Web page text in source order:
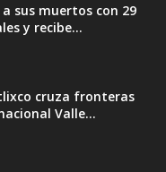
sus muertos con 29
y recibe...
cruza fronteras
Valle...